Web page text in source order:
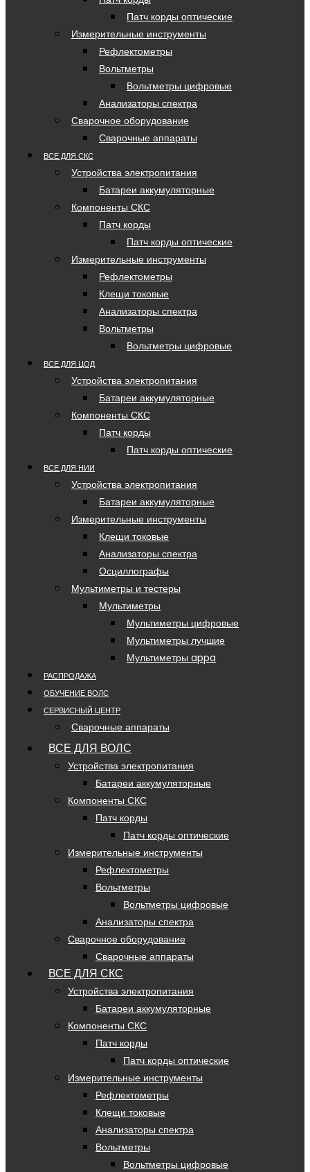
Патч корды оптические
Измерительные инструменты
Рефлектометры
Вольтметры
Вольтметры цифровые
Анализаторы спектра
Сварочное оборудование
Сварочные аппараты
ВСЕ ДЛЯ СКС
Устройства электропитания
Батареи аккумуляторные
Компоненты СКС
Патч корды
Патч корды оптические
Измерительные инструменты
Рефлектометры
Клещи токовые
Анализаторы спектра
Вольтметры
Вольтметры цифровые
ВСЕ ДЛЯ ЦОД
Устройства электропитания
Батареи аккумуляторные
Компоненты СКС
Патч корды
Патч корды оптические
ВСЕ ДЛЯ НИИ
Устройства электропитания
Батареи аккумуляторные
Измерительные инструменты
Клещи токовые
Анализаторы спектра
Осциллографы
Мультиметры и тестеры
Мультиметры
Мультиметры цифровые
Мультиметры лучшие
Мультиметры appa
РАСПРОДАЖА
ОБУЧЕНИЕ ВОЛС
СЕРВИСНЫЙ ЦЕНТР
Сварочные аппараты
ВСЕ ДЛЯ ВОЛС
Устройства электропитания
Батареи аккумуляторные
Компоненты СКС
Патч корды
Патч корды оптические
Измерительные инструменты
Рефлектометры
Вольтметры
Вольтметры цифровые
Анализаторы спектра
Сварочное оборудование
Сварочные аппараты
ВСЕ ДЛЯ СКС
Устройства электропитания
Батареи аккумуляторные
Компоненты СКС
Патч корды
Патч корды оптические
Измерительные инструменты
Рефлектометры
Клещи токовые
Анализаторы спектра
Вольтметры
Вольтметры цифровые